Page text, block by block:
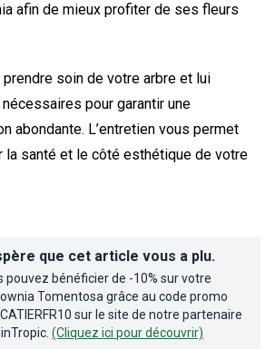
afin de mieux profiter de ses fleurs
soin de votre arbre et lui
pour garantir une
abondante. L’entretien vous permet
la santé et le côté esthétique de votre
que cet article vous a plu.
pouvez bénéficier de -10% sur votre
Tomentosa grâce au code promo
sur le site de notre partenaire
(Cliquez ici pour découvrir)